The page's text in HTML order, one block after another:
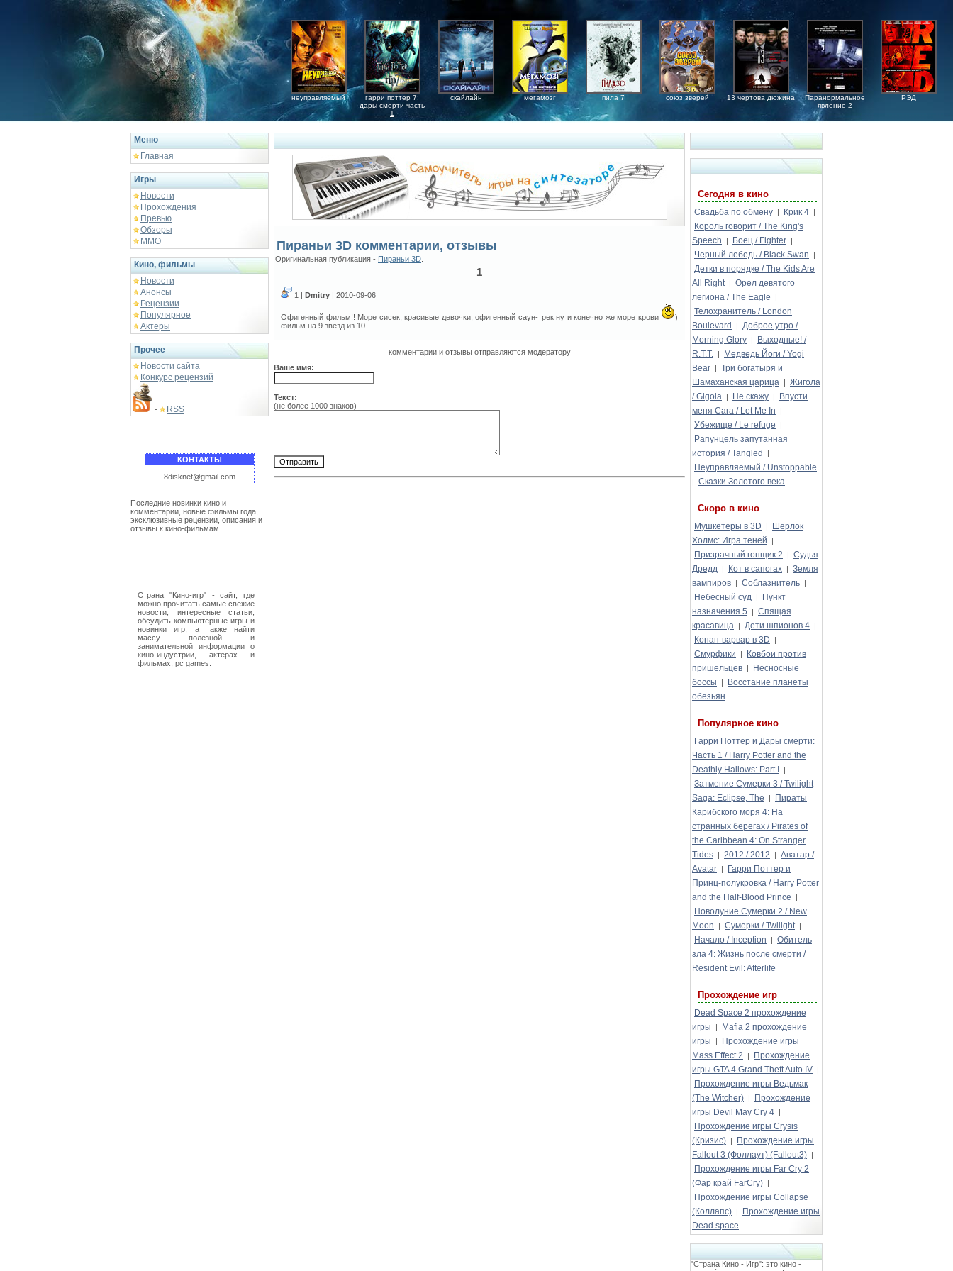
неуправляемый
гарри поттер 7:
дары смерти часть
1
скайлайн мегамозг пила 7 союз зверей 13 чертова дюжина
Паранормальное
явление 2
РЭД
Меню
Главная
Игры
Новости
Прохождения
Превью
Обзоры
ММО
Кино, фильмы
Новости
Анонсы
Рецензии
Популярное
Актеры
Прочее
Новости сайта
Конкурс рецензий
- RSS
КОНТАКТЫ
8disknet@gmail.com
Последние новинки кино и
комментарии, новые фильмы года,
эксклюзивные рецензии, описания и
отзывы к кино-фильмам.
Страна "Кино-игр" - сайт, где
можно прочитать самые свежие
новости, интересные статьи,
обсудить компьютерные игры и
новинки игр, а также найти
массу полезной и
занимательной информации о
кино-индустрии, актерах и
фильмах, pc games.
Пираньи 3D комментарии, отзывы
Оригинальная публикация - Пираньи 3D
1
1 | Dmitry | 2010-09-06
Офигенный фильм!! Море сисек, красивые девочки, офигенный саун-трек ну и конечно же море крови
)
фильм на 9 звёзд из 10
комментарии и отзывы отправляются модератору
Ваше имя:
Текст:
(не более 1000 знаков)
Сегодня в кино
Свадьба по обмену | Крик 4 |
Король говорит / The King's
Speech
| Боец / Fighter |
Черный лебедь / Black Swan |
Детки в порядке / The Kids Are
All Right | Орел девятого
легиона / The Eagle
|
Телохранитель / London
Boulevard
| Доброе утро /
Morning Glory |
Выходные! /
R.T.T. |
Медведь Йоги / Yogi
Bear | Три богатыря и
Шамаханская царица | Жигола
/ Gigola | Не скажу |
Впусти
меня Сага / Let Me In
|
Убежище / Le refuge |
Рапунцель запутанная
история / Tangled
|
Неуправляемый / Unstoppable
| Сказки Золотого века
Скоро в кино
Мушкетеры в 3D |
Шерлок
Холмс: Игра теней
|
Призрачный гонщик 2 | Судья
Дредд | Кот в сапогах | Земля
вампиров | Соблазнитель |
Небесный суд |
Пункт
назначения 5
| Спящая
красавица | Дети шпионов 4 |
Конан-варвар в 3D |
Смурфики |
Ковбои против
пришельцев |
Несносные
боссы
|
Восстание планеты
обезьян
Популярное кино
Гарри Поттер и Дары смерти:
Часть 1 / Harry Potter and the
Deathly Hallows: Part I
|
Затмение Сумерки 3 / Twilight
Saga: Eclipse, The
|
Пираты
Карибского моря 4: На
странных берегах / Pirates of
the Caribbean 4: On Stranger
Tides | 2012 / 2012 | Аватар /
Avatar |
Гарри Поттер и
Принц-полукровка / Harry Potter
and the Half-Blood Prince
|
Новолуние Сумерки 2 / New
Moon
| Сумерки / Twilight |
Начало / Inception | Обитель
зла 4: Жизнь после смерти /
Resident Evil: Afterlife
Прохождение игр
Dead Space 2 прохождение
игры
|
Mafia 2 прохождение
игры
|
Прохождение игры
Mass Effect 2
|
Прохождение
игры GTA 4 Grand Theft Auto IV |
Прохождение игры Ведьмак
(The Witcher) |
Прохождение
игры Devil May Cry 4 |
Прохождение игры Crysis
(Кризис) |
Прохождение игры
Fallout 3 (Фоллаут) (Fallout3) |
Прохождение игры Far Cry 2
(Фар край FarCry) |
Прохождение игры Collapse
(Коллапс) |
Прохождение игры
Dead space
"Страна Кино - Игр": это кино -